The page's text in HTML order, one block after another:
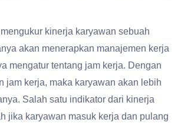
kinerja karyawan sebuah
akan menerapkan manajemen kerja
mengatur tentang jam kerja. Dengan
jam kerja, maka karyawan akan lebih
Salah satu indikator dari kinerja
jika karyawan masuk kerja dan pulang